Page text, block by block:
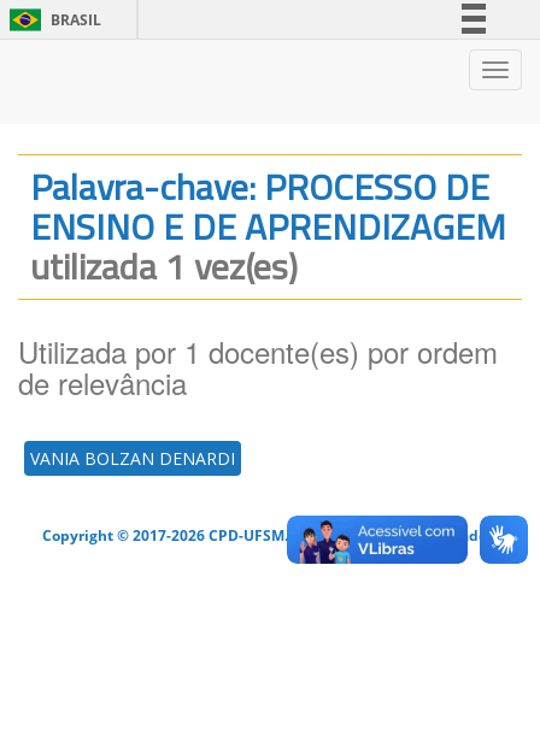
BRASIL
Legislação
Canais
Palavra-chave: PROCESSO DE
ENSINO E DE APRENDIZAGEM
utilizada 1 vez(es)
Utilizada por 1 docente(es) por ordem
de relevância
VANIA BOLZAN DENARDI
Copyright © 2017-2026 CPD-UFSM. Todos os direitos reservados.